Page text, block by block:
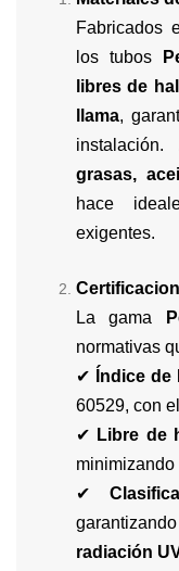
Fabricados
los tubos
libres de
llama,
grasas,
hace
exigentes.
La gama
normativas
✔
Índice
60529, con
✔ Libre de
✔
radiación